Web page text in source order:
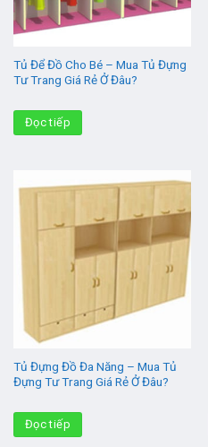
Tủ Để Đồ Cho Bé – Mua Tủ Đựng
Tư Trang Giá Rẻ Ở Đâu?
Đọc tiếp
Tủ Đựng Đồ Đa Năng – Mua Tủ
Đựng Tư Trang Giá Rẻ Ở Đâu?
Đọc tiếp